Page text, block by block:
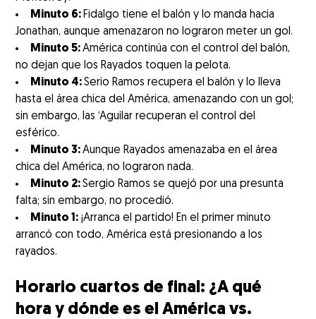
Minuto 6: Fidalgo tiene el balón y lo manda hacia
Jonathan, aunque amenazaron no lograron meter un gol.
Minuto 5:América continúa con el control del balón,
no dejan que los Rayados toquen la pelota.
Minuto 4:Serio Ramos recupera el balón y lo lleva
hasta el área chica del América, amenazando con un gol;
sin embargo, las ‘Aguilar recuperan el control del
esférico.
Minuto 3:Aunque Rayados amenazaba en el área
chica del América, no lograron nada.
Minuto 2:Sergio Ramos se quejó por una presunta
falta; sin embargo, no procedió.
Minuto 1: ¡Arranca el partido! En el primer minuto
arrancó con todo, América está presionando a los
rayados.
Horario cuartos de final: ¿A qué
hora y dónde es el América vs.